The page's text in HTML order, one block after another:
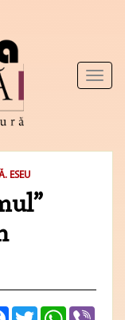
Toggle
ESEU
FacebookTwitterWhatsApp